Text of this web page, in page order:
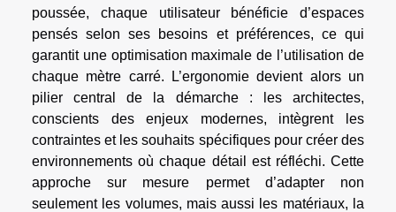
poussée, chaque utilisateur bénéficie d’espaces
pensés selon ses besoins et préférences, ce qui
garantit une optimisation maximale de l’utilisation de
chaque mètre carré. L’ergonomie devient alors un
pilier central de la démarche : les architectes,
conscients des enjeux modernes, intègrent les
contraintes et les souhaits spécifiques pour créer des
environnements où chaque détail est réfléchi. Cette
approche sur mesure permet d’adapter non
seulement les volumes, mais aussi les matériaux, la